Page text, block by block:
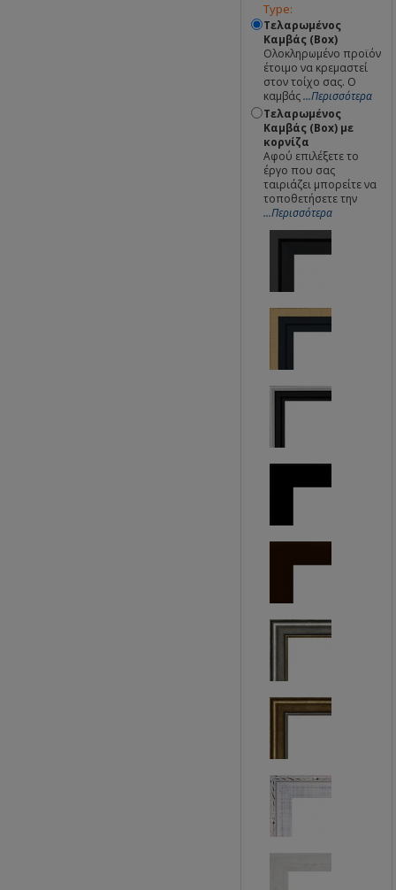
Type:
Τελαρωμένος
Καμβάς (Box)
Ολοκληρωμένο προϊόν
έτοιμο να κρεμαστεί
στον τοίχο σας. Ο
καμβάς...Περισσότερα
Τελαρωμένος
Καμβάς (Box) με
κορνίζα
Αφού επιλέξετε το
έργο που σας
ταιριάζει μπορείτε να
τοποθετήσετε την
...Περισσότερα